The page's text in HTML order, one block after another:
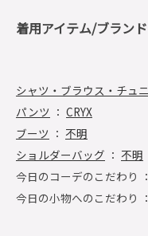
着用アイテム/ブランド
シャツ・ブラウス・チュ
パンツ ： CRYX
ブーツ ： 不明
ショルダーバッグ ： 不明
今日のコーデのこだわり
今日の小物へのこだわり